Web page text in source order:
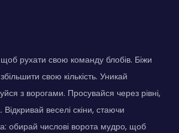
рухати свою команду блобів. Біжи
свою кількість. Уникай
з ворогами. Просувайся через рівні,
веселі скіни, стаючи
обирай числові ворота мудро, щоб